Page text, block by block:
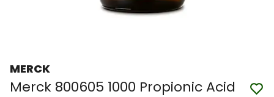
MERCK
Merck 800605 1000 Propionic Acid